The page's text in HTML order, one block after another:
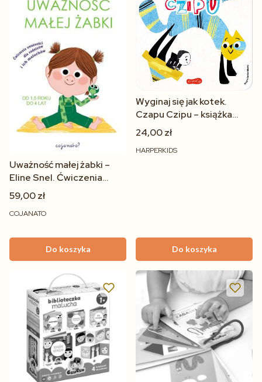
Uważność małej żabki –
Eline Snel. Ćwiczenia
uważności dla rodziców i
maluchów
59,00 zł
COJANATO
Do koszyka
Wyginaj się jak kotek.
Czapu Czipu – książka
ruchowa dla dzieci 2–6 lat
24,00 zł
HARPERKIDS
Do koszyka